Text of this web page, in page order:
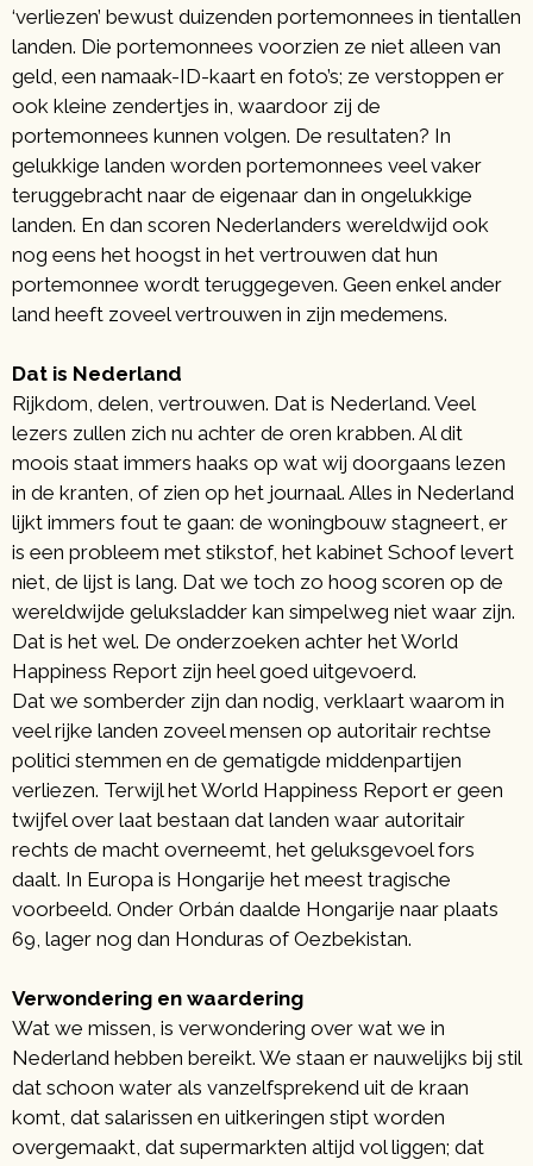
‘verliezen’ bewust duizenden portemonnees in tientallen
landen. Die portemonnees voorzien ze niet alleen van
geld, een namaak-ID-kaart en foto’s; ze verstoppen er
ook kleine zendertjes in, waardoor zij de
portemonnees kunnen volgen. De resultaten? In
gelukkige landen worden portemonnees veel vaker
teruggebracht naar de eigenaar dan in ongelukkige
landen. En dan scoren Nederlanders wereldwijd ook
nog eens het hoogst in het vertrouwen dat hun
portemonnee wordt teruggegeven. Geen enkel ander
land heeft zoveel vertrouwen in zijn medemens.
Dat is Nederland
Rijkdom, delen, vertrouwen. Dat is Nederland. Veel
lezers zullen zich nu achter de oren krabben. Al dit
moois staat immers haaks op wat wij doorgaans lezen
in de kranten, of zien op het journaal. Alles in Nederland
lijkt immers fout te gaan: de woningbouw stagneert, er
is een probleem met stikstof, het kabinet Schoof levert
niet, de lijst is lang. Dat we toch zo hoog scoren op de
wereldwijde geluksladder kan simpelweg niet waar zijn.
Dat is het wel. De onderzoeken achter het World
Happiness Report zijn heel goed uitgevoerd.
Dat we somberder zijn dan nodig, verklaart waarom in
veel rijke landen zoveel mensen op autoritair rechtse
politici stemmen en de gematigde middenpartijen
verliezen. Terwijl het World Happiness Report er geen
twijfel over laat bestaan dat landen waar autoritair
rechts de macht overneemt, het geluksgevoel fors
daalt. In Europa is Hongarije het meest tragische
voorbeeld. Onder Orbán daalde Hongarije naar plaats
69, lager nog dan Honduras of Oezbekistan.
Verwondering en waardering
Wat we missen, is verwondering over wat we in
Nederland hebben bereikt. We staan er nauwelijks bij stil
dat schoon water als vanzelfsprekend uit de kraan
komt, dat salarissen en uitkeringen stipt worden
overgemaakt, dat supermarkten altijd vol liggen; dat